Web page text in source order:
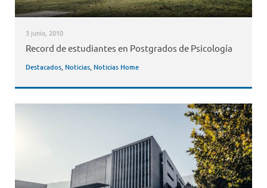
3 junio, 2010
Record de estudiantes en Postgrados de Psicología
Destacados, Noticias, Noticias Home